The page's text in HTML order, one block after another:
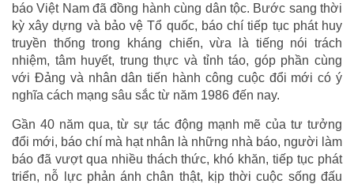
báo Việt Nam đã đồng hành cùng dân tộc. Bước sang thời
kỳ xây dựng và bảo vệ Tổ quốc, báo chí tiếp tục phát huy
truyền thống trong kháng chiến, vừa là tiếng nói trách
nhiệm, tâm huyết, trung thực và tỉnh táo, góp phần cùng
với Đảng và nhân dân tiến hành công cuộc đổi mới có ý
nghĩa cách mạng sâu sắc từ năm 1986 đến nay.
Gần 40 năm qua, từ sự tác động mạnh mẽ của tư tưởng
đổi mới, báo chí mà hạt nhân là những nhà báo, người làm
báo đã vượt qua nhiều thách thức, khó khăn, tiếp tục phát
triển, nỗ lực phản ánh chân thật, kịp thời cuộc sống đấu